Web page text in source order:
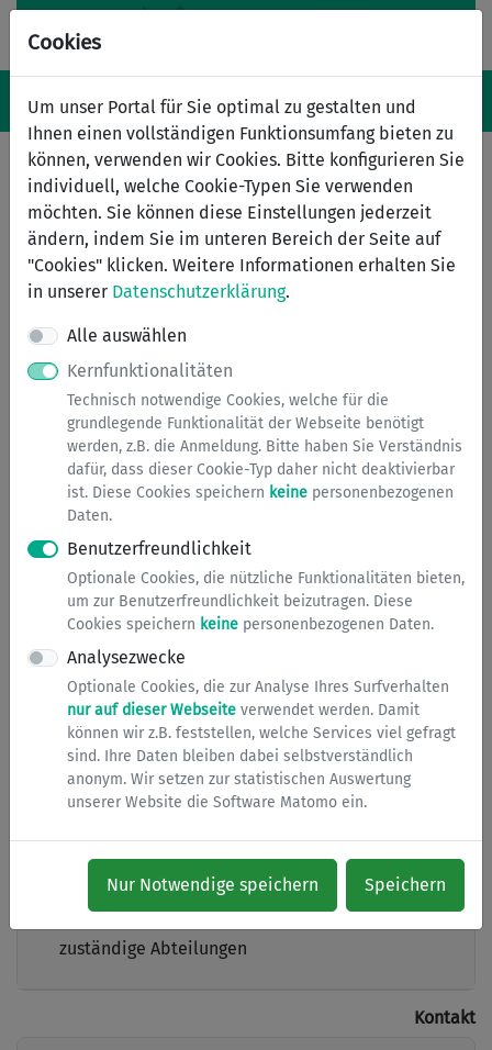
Cookies
Um unser Portal für Sie optimal zu gestalten und
Ihnen einen vollständigen Funktionsumfang bieten zu
können, verwenden wir Cookies. Bitte konfigurieren Sie
individuell, welche Cookie-Typen Sie verwenden
möchten. Sie können diese Einstellungen jederzeit
ändern, indem Sie im unteren Bereich der Seite auf
"Cookies" klicken. Weitere Informationen erhalten Sie
in unserer Datenschutzerklärung.
Alle auswählen
Kernfunktionalitäten
Technisch notwendige Cookies, welche für die
grundlegende Funktionalität der Webseite benötigt
werden, z.B. die Anmeldung. Bitte haben Sie Verständnis
dafür, dass dieser Cookie-Typ daher nicht deaktivierbar
ist. Diese Cookies speichern keine personenbezogenen
Daten.
Benutzerfreundlichkeit
Optionale Cookies, die nützliche Funktionalitäten bieten,
um zur Benutzerfreundlichkeit beizutragen. Diese
Cookies speichern keine personenbezogenen Daten.
Analysezwecke
Optionale Cookies, die zur Analyse Ihres Surfverhalten
nur auf dieser Webseite verwendet werden. Damit
können wir z.B. feststellen, welche Services viel gefragt
sind. Ihre Daten bleiben dabei selbstverständlich
anonym. Wir setzen zur statistischen Auswertung
unserer Website die Software Matomo ein.
Nur Notwendige speichern Speichern
Navigation ein-/ausblenden
Menü
Auskunft über
Sorgeerklärungen
Auskunft über Sorgeerklärung
Die Mutter, die mit dem Vater des Kindes bei der Geburt
nicht verheiratet ist, kann vom Jugendamt eine
schriftliche Bestätigung/ Auskunft verlangen, dass sie mit
dem Vater des Kindes keine gemeinsame Sorgeerklärung
beurkundet hat (sogenanntes Negativattest).
Mit einem sogenannten Negativattest kann eine Mutter,
die mit dem Vater ihres Kindes nicht verheiratet ist/war,
das alleinige Sorgerecht für ihr Kind nachweisen. Hierin
wird bestätigt, dass zum Zeitpunkt der Ausstellung dieser
Bescheinigung keine übereinstimmende Sorgeerklärung
der Eltern vorliegt. Diese Bestätigung dient der Mutter im
Kindergärten, Schulen, Ärzten, etc. als Nachweis, dass ihr
im Um-kehrschluss die alleinige elterliche Sorge für ihr
Kind zusteht. Ein Negativattest wird nur für die Kinder
ausgestellt, die in Bergisch Gladbach ihren Wohnsitz
haben.
Notwendige Unterlagen
zuständige Abteilungen
Kontakt